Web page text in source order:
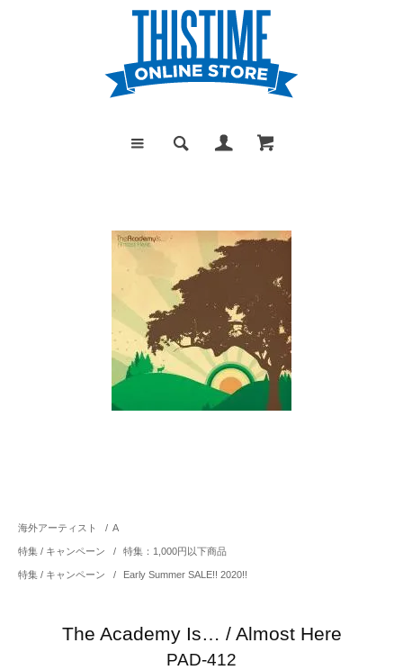
海外アーティスト / A
特集 / キャンペーン / 特集：1,000円以下商品
特集 / キャンペーン / Early Summer SALE!! 2020!!
The Academy Is… / Almost Here
PAD-412